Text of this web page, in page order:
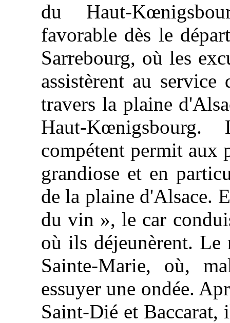
du Haut-
favorable dès le
Sarrebourg, où les
assistèrent au
travers la plaine
Haut-
compétent permit aux
grandiose et en
de la plaine d'Alsace.
du vin », le car
où ils déjeunèrent. Le
Sainte-Marie, où,
essuyer une ondée.
Saint-Dié et